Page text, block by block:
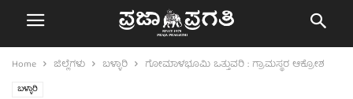
Home ಜಿಲ್ಲೆಗಳು ಬಳ್ಳಾರಿ ಗೋಮಾಳಭೂಮಿ ಒತ್ತುವರಿ : ಗ್ರಾಮಸ್ಥರ ಆಕ್ರೋಶ
ಬಳ್ಳಾರಿ